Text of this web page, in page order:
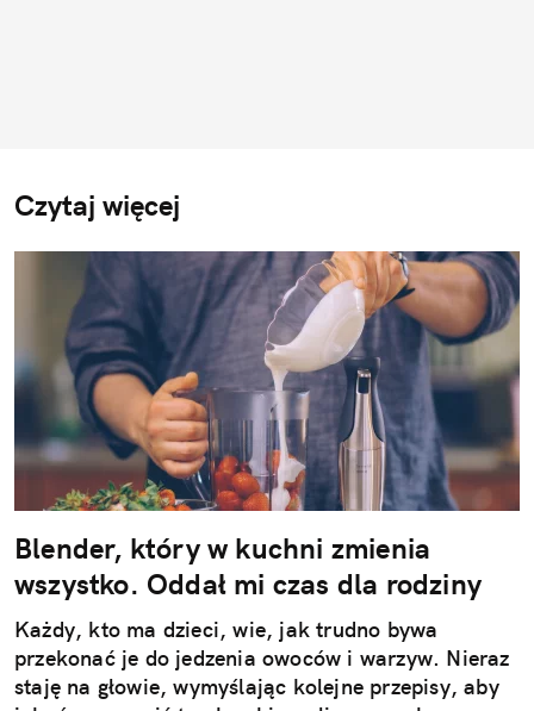
Czytaj więcej
Blender, który w kuchni zmienia
wszystko. Oddał mi czas dla rodziny
Każdy, kto ma dzieci, wie, jak trudno bywa
przekonać je do jedzenia owoców i warzyw. Nieraz
staję na głowie, wymyślając kolejne przepisy, aby